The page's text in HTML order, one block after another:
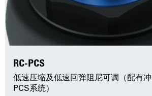
RC-PCS
低速压缩及低速回弹阻尼可调（配有
PCS系统）